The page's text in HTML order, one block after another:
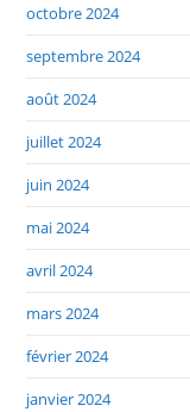
octobre 2024
septembre 2024
août 2024
juillet 2024
juin 2024
mai 2024
avril 2024
mars 2024
février 2024
janvier 2024